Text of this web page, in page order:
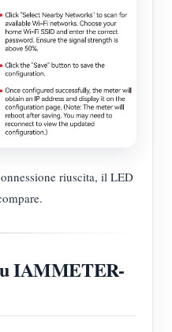
riuscita, il LED
IAMMETER-